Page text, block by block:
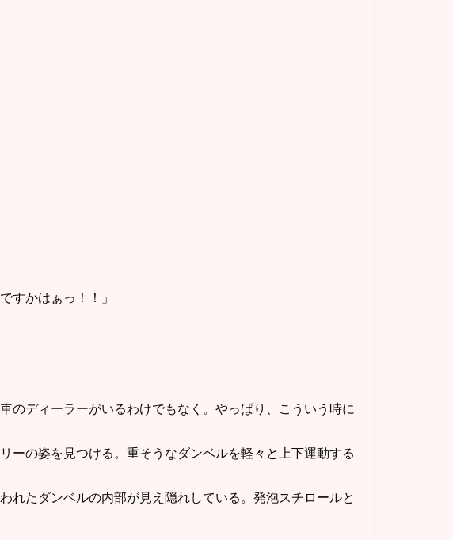
すかはぁっ！！」
ディーラーがいるわけでもなく。やっぱり、こういう時に
の姿を見つける。重そうなダンベルを軽々と上下運動する
たダンベルの内部が見え隠れしている。発泡スチロールと